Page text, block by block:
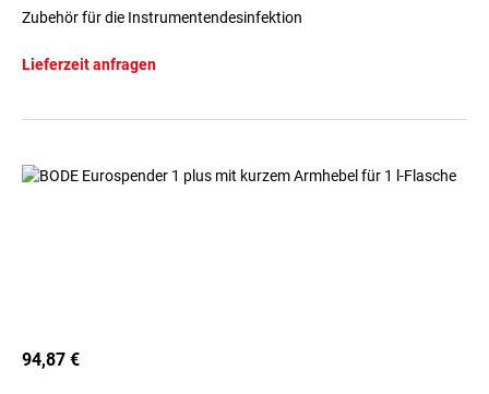
Zubehör für die Instrumentendesinfektion
Lieferzeit anfragen
94,87 €